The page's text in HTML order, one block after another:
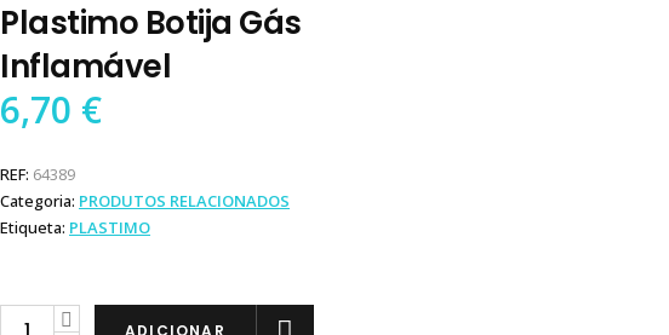
Plastimo Botija Gás
Inflamável
6,70 €
REF: 64389
Categoria: PRODUTOS RELACIONADOS
Etiqueta: PLASTIMO
Plastimo
ADICIONAR